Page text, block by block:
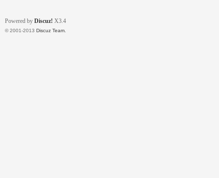
Powered by Discuz! X3.4
© 2001-2013 Discuz Team.